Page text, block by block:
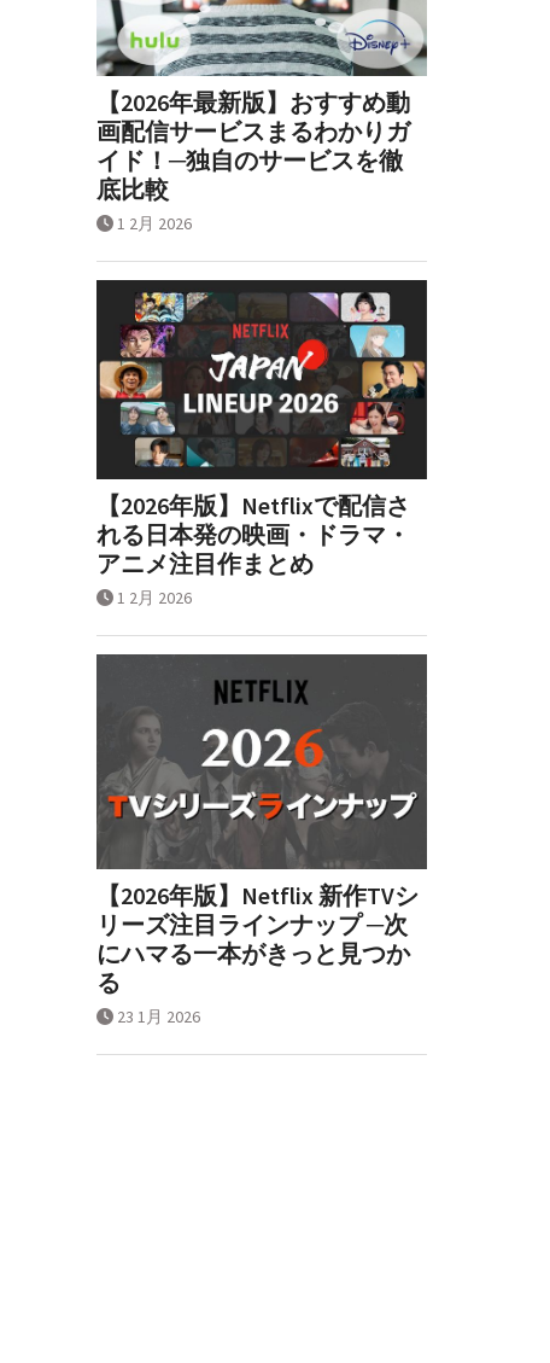
【2026年最新版】おすすめ動
画配信サービスまるわかりガ
イド！─独自のサービスを徹
底比較
1 2月 2026
【2026年版】Netflixで配信さ
れる日本発の映画・ドラマ・
アニメ注目作まとめ
1 2月 2026
【2026年版】Netflix 新作TVシ
リーズ注目ラインナップ ─次
にハマる一本がきっと見つか
る
23 1月 2026